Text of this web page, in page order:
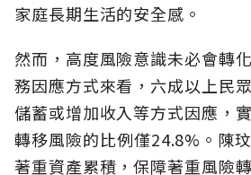
家庭長期生活的安全感。
然而，高度風險意識未必會轉
務因應方式來看，六成以上民
儲蓄或增加收入等方式因應，
轉移風險的比例僅24.8%。陳
著重資產累積，保障著重風險